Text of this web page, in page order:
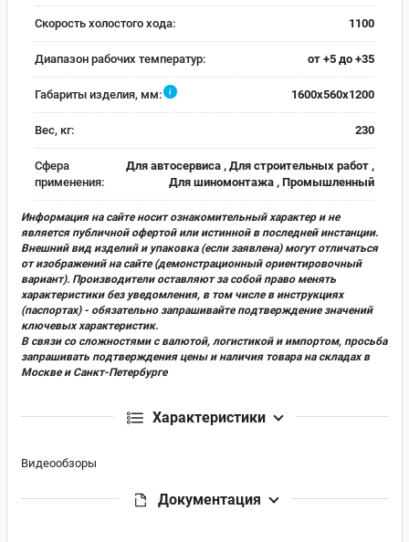
Скорость холостого хода: 1100
Диапазон рабочих температур: от +5 до +35
Габариты изделия, мм: i 1600x560x1200
Вес, кг: 230
Сфера
применения:
Для автосервиса , Для строительных работ ,
Для шиномонтажа , Промышленный
Информация на сайте носит ознакомительный характер и не
является публичной офертой или истинной в последней инстанции.
Внешний вид изделий и упаковка (если заявлена) могут отличаться
от изображений на сайте (демонстрационный ориентировочный
вариант). Производители оставляют за собой право менять
характеристики без уведомления, в том числе в инструкциях
(паспортах) - обязательно запрашивайте подтверждение значений
ключевых характеристик.
В связи со сложностями с валютой, логистикой и импортом, просьба
запрашивать подтверждения цены и наличия товара на складах в
Москве и Санкт-Петербурге
Характеристики
Видеообзоры
Документация